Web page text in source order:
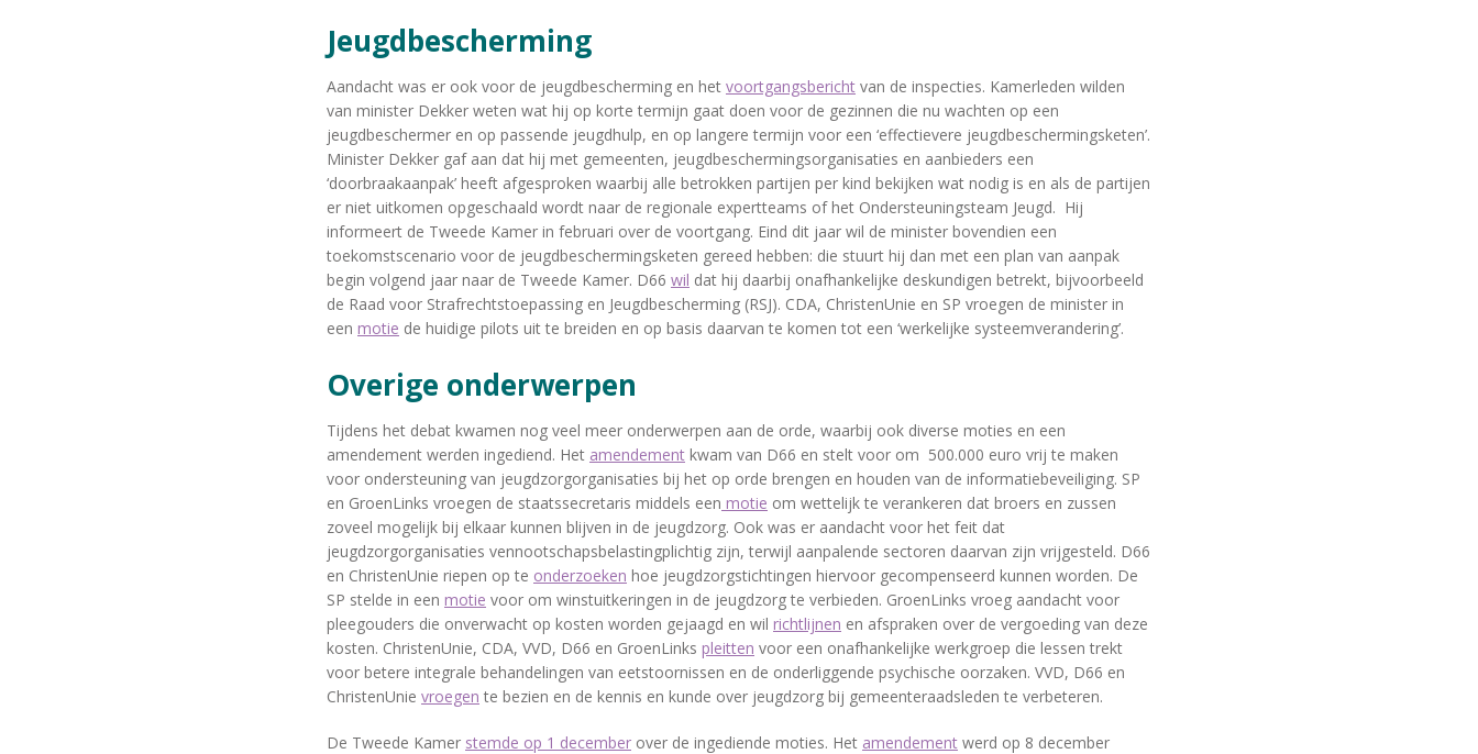
Jeugdbescherming
Aandacht was er ook voor de jeugdbescherming en het voortgangsbericht van de inspecties. Kamerleden wilden
van minister Dekker weten wat hij op korte termijn gaat doen voor de gezinnen die nu wachten op een
jeugdbeschermer en op passende jeugdhulp, en op langere termijn voor een ‘effectievere jeugdbeschermingsketen’.
Minister Dekker gaf aan dat hij met gemeenten, jeugdbeschermingsorganisaties en aanbieders een
‘doorbraakaanpak’ heeft afgesproken waarbij alle betrokken partijen per kind bekijken wat nodig is en als de partijen
er niet uitkomen opgeschaald wordt naar de regionale expertteams of het Ondersteuningsteam Jeugd. Hij
informeert de Tweede Kamer in februari over de voortgang. Eind dit jaar wil de minister bovendien een
toekomstscenario voor de jeugdbeschermingsketen gereed hebben: die stuurt hij dan met een plan van aanpak
begin volgend jaar naar de Tweede Kamer. D66 wil dat hij daarbij onafhankelijke deskundigen betrekt, bijvoorbeeld
de Raad voor Strafrechtstoepassing en Jeugdbescherming (RSJ). CDA, ChristenUnie en SP vroegen de minister in
een motie de huidige pilots uit te breiden en op basis daarvan te komen tot een ‘werkelijke systeemverandering’.
Overige onderwerpen
Tijdens het debat kwamen nog veel meer onderwerpen aan de orde, waarbij ook diverse moties en een
amendement werden ingediend. Het amendement kwam van D66 en stelt voor om 500.000 euro vrij te maken
voor ondersteuning van jeugdzorgorganisaties bij het op orde brengen en houden van de informatiebeveiliging. SP
en GroenLinks vroegen de staatssecretaris middels een motie om wettelijk te verankeren dat broers en zussen
zoveel mogelijk bij elkaar kunnen blijven in de jeugdzorg. Ook was er aandacht voor het feit dat
jeugdzorgorganisaties vennootschapsbelastingplichtig zijn, terwijl aanpalende sectoren daarvan zijn vrijgesteld. D66
en ChristenUnie riepen op te onderzoeken hoe jeugdzorgstichtingen hiervoor gecompenseerd kunnen worden. De
SP stelde in een motie voor om winstuitkeringen in de jeugdzorg te verbieden. GroenLinks vroeg aandacht voor
pleegouders die onverwacht op kosten worden gejaagd en wil richtlijnen en afspraken over de vergoeding van deze
kosten. ChristenUnie, CDA, VVD, D66 en GroenLinks pleitten voor een onafhankelijke werkgroep die lessen trekt
voor betere integrale behandelingen van eetstoornissen en de onderliggende psychische oorzaken. VVD, D66 en
ChristenUnie vroegen te bezien en de kennis en kunde over jeugdzorg bij gemeenteraadsleden te verbeteren.
De Tweede Kamer stemde op 1 december over de ingediende moties. Het amendement werd op 8 december